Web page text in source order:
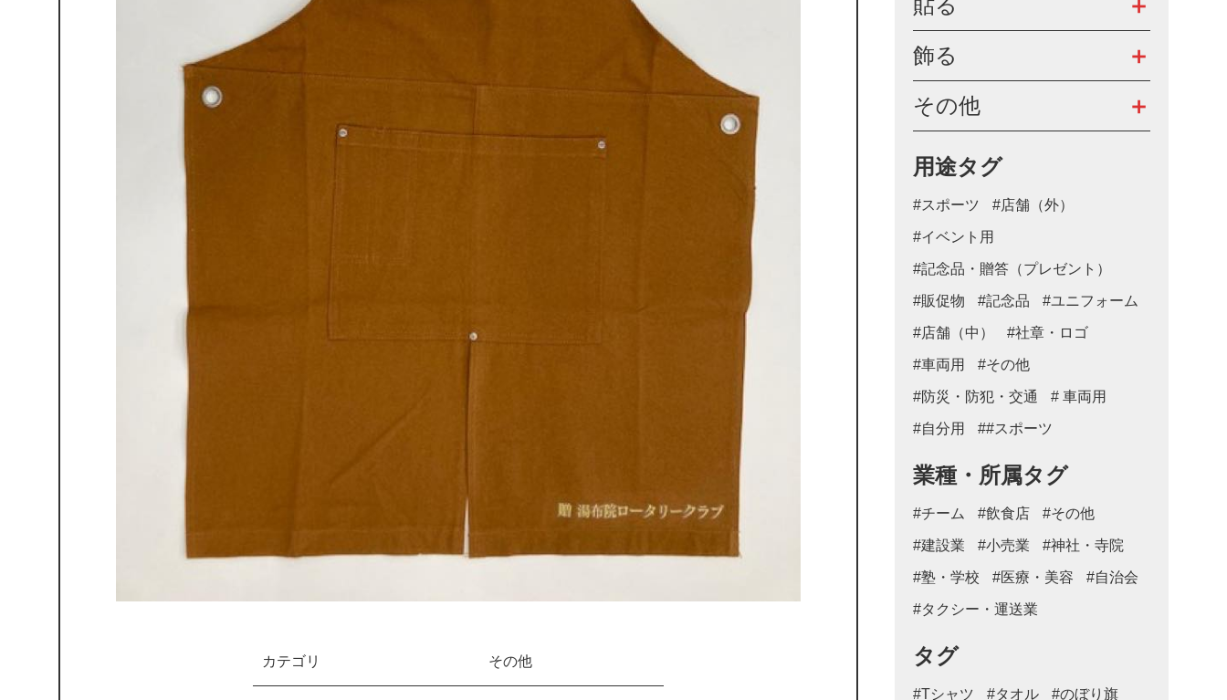
カテゴリ その他
貼る
飾る
その他
用途タグ
#スポーツ #店舗（外）
#イベント用
#記念品・贈答（プレゼント）
#販促物 #記念品 #ユニフォーム
#店舗（中） #社章・ロゴ
#車両用 #その他
#防災・防犯・交通 # 車両用
#自分用 ##スポーツ
業種・所属タグ
#チーム #飲食店 #その他
#建設業 #小売業 #神社・寺院
#塾・学校 #医療・美容 #自治会
#タクシー・運送業
タグ
#Tシャツ #タオル #のぼり旗